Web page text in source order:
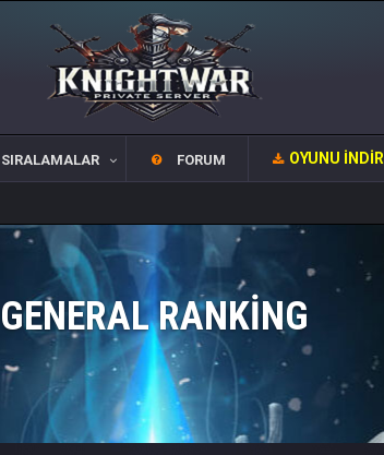
SIRALAMALAR FORUM OYUNU İNDIR
GENERAL RANKING